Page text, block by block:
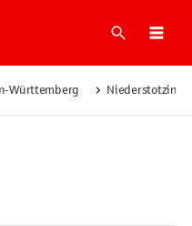
Suche
Württemberg